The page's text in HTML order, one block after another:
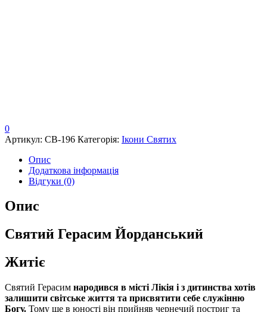
0
Артикул: СВ-196 Категорія: Ікони Святих
Опис
Додаткова інформація
Відгуки (0)
Опис
Святий Герасим Йорданський
Житіє
Святий Герасим народився в місті Лікія і з дитинства хотів
залишити світське життя та присвятити себе служінню
Богу. Тому ще в юності він прийняв чернечий постриг та